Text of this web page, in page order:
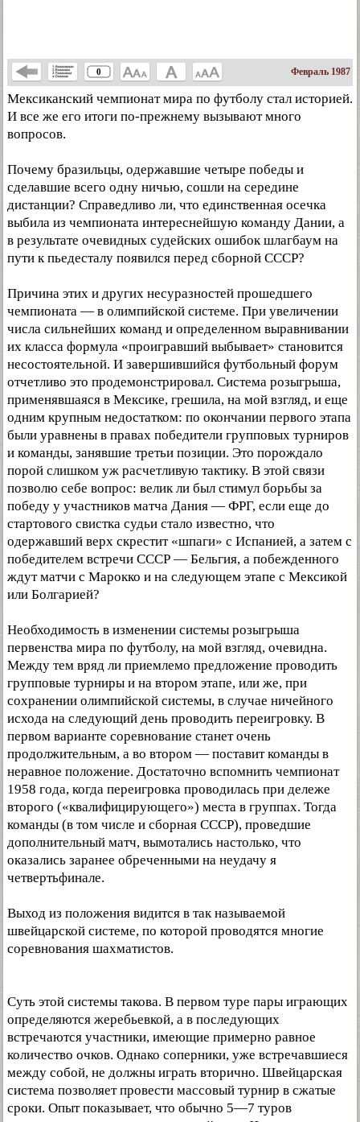
0 Февраль 1987
Мексиканский чемпионат мира по футболу стал историей.
И все же его итоги по-прежнему вызывают много
вопросов.
Почему бразильцы, одержавшие четыре победы и
сделавшие всего одну ничью, сошли на середине
дистанции? Справедливо ли, что единственная осечка
выбила из чемпионата интереснейшую команду Дании, а
в результате очевидных судейских ошибок шлагбаум на
пути к пьедесталу появился перед сборной СССР?
Причина этих и других несуразностей прошедшего
чемпионата — в олимпийской системе. При увеличении
числа сильнейших команд и определенном выравнивании
их класса формула «проигравший выбывает» становится
несостоятельной. И завершившийся футбольный форум
отчетливо это продемонстрировал. Система розыгрыша,
применявшаяся в Мексике, грешила, на мой взгляд, и еще
одним крупным недостатком: по окончании первого этапа
были уравнены в правах победители групповых турниров
и команды, занявшие третьи позиции. Это порождало
порой слишком уж расчетливую тактику. В этой связи
позволю себе вопрос: велик ли был стимул борьбы за
победу у участников матча Дания — ФРГ, если еще до
стартового свистка судьи стало известно, что
одержавший верх скрестит «шпаги» с Испанией, а затем с
победителем встречи СССР — Бельгия, а побежденного
ждут матчи с Марокко и на следующем этапе с Мексикой
или Болгарией?
Необходимость в изменении системы розыгрыша
первенства мира по футболу, на мой взгляд, очевидна.
Между тем вряд ли приемлемо предложение проводить
групповые турниры и на втором этапе, или же, при
сохранении олимпийской системы, в случае ничейного
исхода на следующий день проводить переигровку. В
первом варианте соревнование станет очень
продолжительным, а во втором — поставит команды в
неравное положение. Достаточно вспомнить чемпионат
1958 года, когда переигровка проводилась при дележе
второго («квалифицирующего») места в группах. Тогда
команды (в том числе и сборная СССР), проведшие
дополнительный матч, вымотались настолько, что
оказались заранее обреченными на неудачу я
четвертьфинале.
Выход из положения видится в так называемой
швейцарской системе, по которой проводятся многие
соревнования шахматистов.
Суть этой системы такова. В первом туре пары играющих
определяются жеребьевкой, а в последующих
встречаются участники, имеющие примерно равное
количество очков. Однако соперники, уже встречавшиеся
между собой, не должны играть вторично. Швейцарская
система позволяет провести массовый турнир в сжатые
сроки. Опыт показывает, что обычно 5—7 туров